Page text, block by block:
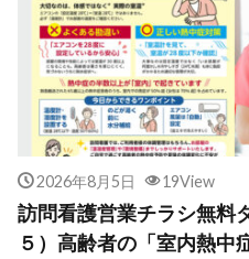
2026年8月5日 19View
訪問看護営業チラシ無料
５）高齢者の「室内熱中